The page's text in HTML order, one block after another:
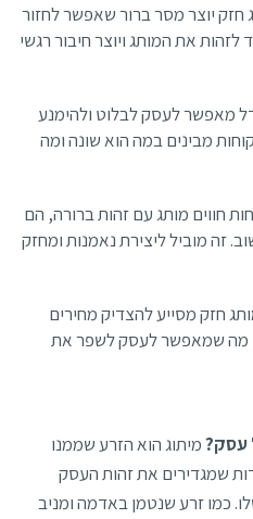
חזק יוצר מסר ברור שאפשר לחזור
את המותג ויוצר חיבור רגשי
מאפשר לעסק לבלוט ולהימנע
מבינים במה הוא שונה ומה
חווים מותג עם זהות ברורה, הם
זה מוביל ליצירת נאמנות ומחזק
חזק מסייע להצדיק מחירים
מה שמאפשר לעסק לשפר את
עסק?מיתוג הוא הזרע שממנו
שמגדירים את זהות העסק
כמו זרע שנטמן באדמה ומניב